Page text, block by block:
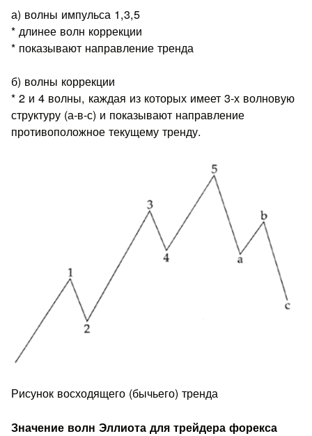
а) волны импульса 1,3,5
* длинее волн коррекции
* показывают направление тренда
б) волны коррекции
* 2 и 4 волны, каждая из которых имеет 3-х волновую
структуру (а-в-с) и показывают направление
противоположное текущему тренду.
Рисунок восходящего (бычьего) тренда
Значение волн Эллиота для трейдера форекса